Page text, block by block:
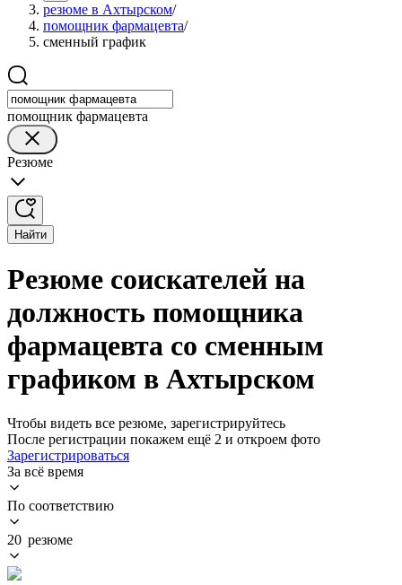
резюме в Ахтырском/
помощник фармацевта/
сменный график
помощник фармацевта
Резюме
Найти
Резюме соискателей на
должность помощника
фармацевта со сменным
графиком в Ахтырском
Чтобы видеть все резюме, зарегистрируйтесь
После регистрации покажем ещё 2 и откроем фото
Зарегистрироваться
За всё время
По соответствию
20 резюме